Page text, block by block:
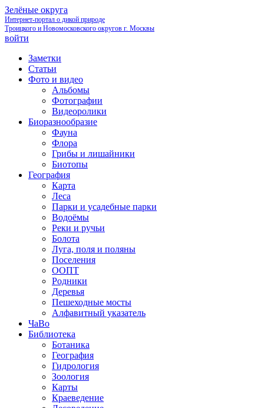
Зелёные округа
Интернет-портал о дикой природе
Троицкого и Новомосковского округов г. Москвы
войти
Заметки
Статьи
Фото и видео
Альбомы
Фотографии
Видеоролики
Биоразнообразие
Фауна
Флора
Грибы и лишайники
Биотопы
География
Карта
Леса
Парки и усадебные парки
Водоёмы
Реки и ручьи
Болота
Луга, поля и поляны
Поселения
ООПТ
Родники
Деревья
Пешеходные мосты
Алфавитный указатель
ЧаВо
Библиотека
Ботаника
География
Гидрология
Зоология
Карты
Краеведение